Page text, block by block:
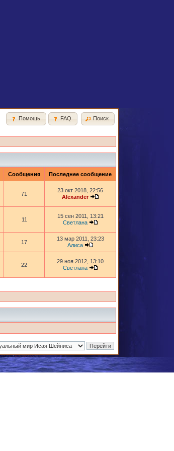
Помощь FAQ
Поиск
Сообщения Последнее сообщение
71
23 окт 2018, 22:56
Alexander
11
15 сен 2011, 13:21
Светлана
17
13 мар 2011, 23:23
Алиса
22
29 ноя 2012, 13:10
Светлана